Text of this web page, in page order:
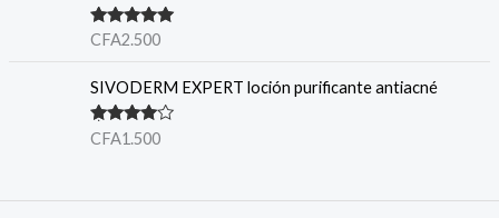
Note5.00
CFA2.500
SIVODERM EXPERT loción purificante antiacné
Note 4.00
CFA1.500